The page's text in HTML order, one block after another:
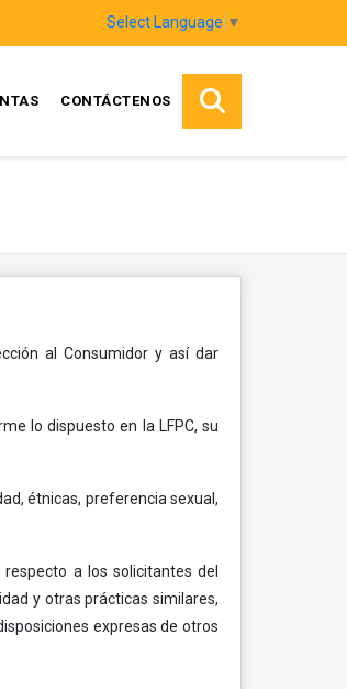
Select Language ▼
CONTÁCTENOS
al Consumidor y así dar
lo dispuesto en la LFPC, su
étnicas, preferencia sexual,
a los solicitantes del
y otras prácticas similares,
expresas de otros